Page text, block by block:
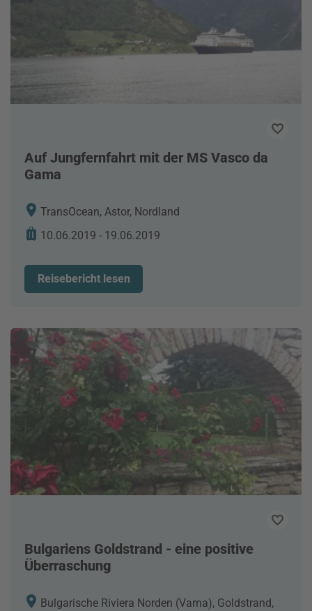
Auf Jungfernfahrt mit der MS Vasco da
Gama
TransOcean, Astor, Nordland
10.06.2019 - 19.06.2019
Reisebericht lesen
Bulgariens Goldstrand - eine positive
Überraschung
Bulgarische Riviera Norden (Varna), Goldstrand,